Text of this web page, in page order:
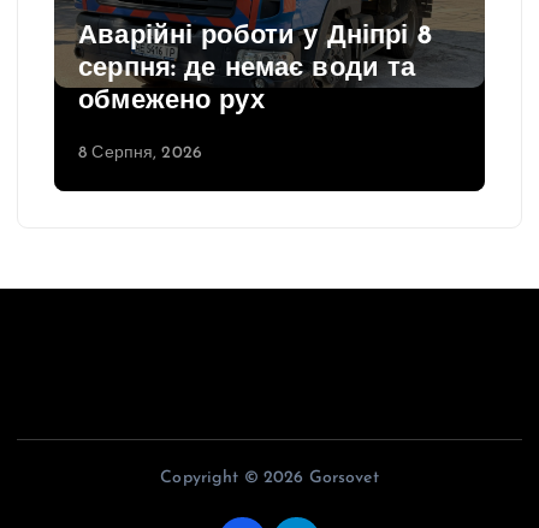
Аварійні роботи у Дніпрі 8
серпня: де немає води та
обмежено рух
8 Серпня, 2026
Copyright © 2026 Gorsovet